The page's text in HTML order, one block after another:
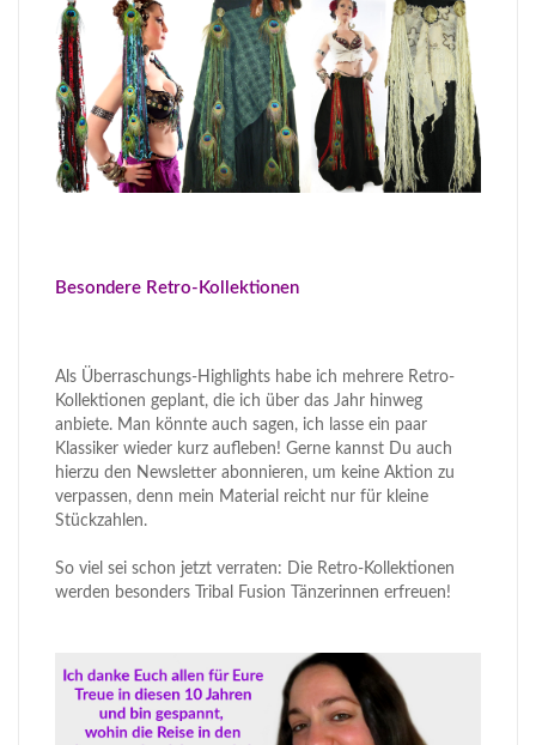
Besondere Retro-Kollektionen
Als Überraschungs-Highlights habe ich mehrere Retro-
Kollektionen geplant, die ich über das Jahr hinweg
anbiete. Man könnte auch sagen, ich lasse ein paar
Klassiker wieder kurz aufleben! Gerne kannst Du auch
hierzu den Newsletter abonnieren, um keine Aktion zu
verpassen, denn mein Material reicht nur für kleine
Stückzahlen.
So viel sei schon jetzt verraten: Die Retro-Kollektionen
werden besonders Tribal Fusion Tänzerinnen erfreuen!